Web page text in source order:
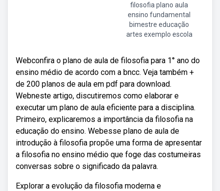
filosofia plano aula
ensino fundamental
bimestre educação
artes exemplo escola
Webconfira o plano de aula de filosofia para 1° ano do
ensino médio de acordo com a bncc. Veja também +
de 200 planos de aula em pdf para download.
Webneste artigo, discutiremos como elaborar e
executar um plano de aula eficiente para a disciplina.
Primeiro, explicaremos a importância da filosofia na
educação do ensino. Webesse plano de aula de
introdução à filosofia propõe uma forma de apresentar
a filosofia no ensino médio que foge das costumeiras
conversas sobre o significado da palavra.
Explorar a evolução da filosofia moderna e